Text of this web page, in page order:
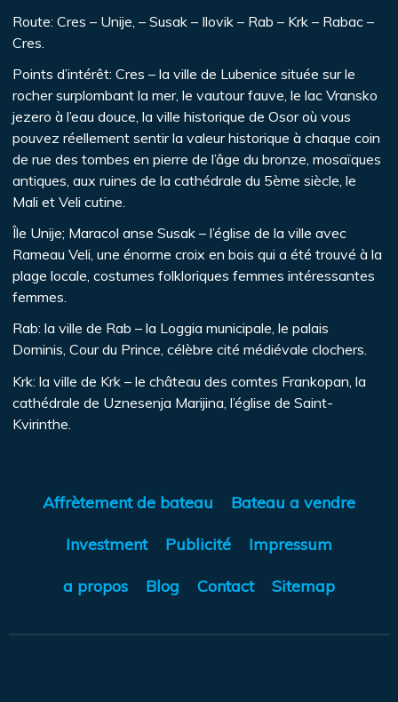
Route: Cres – Unije, – Susak – Ilovik – Rab – Krk – Rabac –
Cres.
Points d’intérêt: Cres – la ville de Lubenice située sur le
rocher surplombant la mer, le vautour fauve, le lac Vransko
jezero à l’eau douce, la ville historique de Osor où vous
pouvez réellement sentir la valeur historique à chaque coin
de rue des tombes en pierre de l’âge du bronze, mosaïques
antiques, aux ruines de la cathédrale du 5ème siècle, le
Mali et Veli cutine.
Île Unije; Maracol anse Susak – l’église de la ville avec
Rameau Veli, une énorme croix en bois qui a été trouvé à la
plage locale, costumes folkloriques femmes intéressantes
femmes.
Rab: la ville de Rab – la Loggia municipale, le palais
Dominis, Cour du Prince, célèbre cité médiévale clochers.
Krk: la ville de Krk – le château des comtes Frankopan, la
cathédrale de Uznesenja Marijina, l’église de Saint-
Kvirinthe.
Affrètement de bateau Bateau a vendre
Investment Publicité Impressum
a propos Blog Contact Sitemap